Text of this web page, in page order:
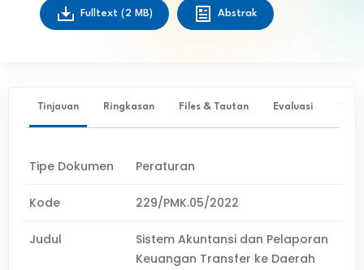
Fulltext (2 MB) Abstrak
Tinjauan Ringkasan Files & Tautan Evaluasi ✨
Tipe Dokumen Peraturan
Kode 229/PMK.05/2022
Judul
Sistem Akuntansi dan Pelaporan
Keuangan Transfer ke Daerah